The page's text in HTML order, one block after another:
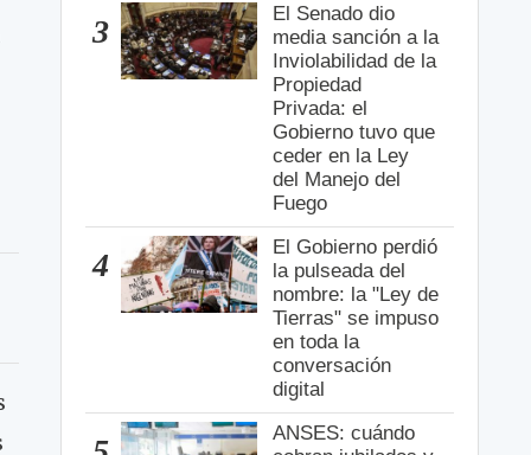
3
El Senado dio
media sanción a la
Inviolabilidad de la
Propiedad
Privada: el
Gobierno tuvo que
ceder en la Ley
del Manejo del
Fuego
4
El Gobierno perdió
la pulseada del
nombre: la "Ley de
Tierras" se impuso
en toda la
conversación
digital
ANSES: cuándo